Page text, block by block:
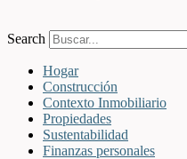
Search
Hogar
Construcción
Contexto Inmobiliario
Propiedades
Sustentabilidad
Finanzas personales